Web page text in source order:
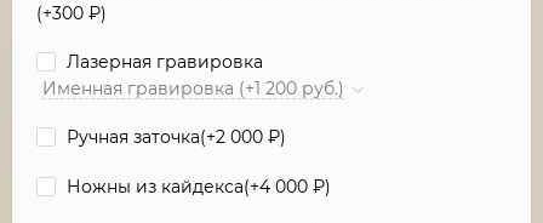
(+300 ₽)
Лазерная гравировка
Именная гравировка (+1 200 руб.)
Ручная заточка(+2 000 ₽)
Ножны из кайдекса(+4 000 ₽)